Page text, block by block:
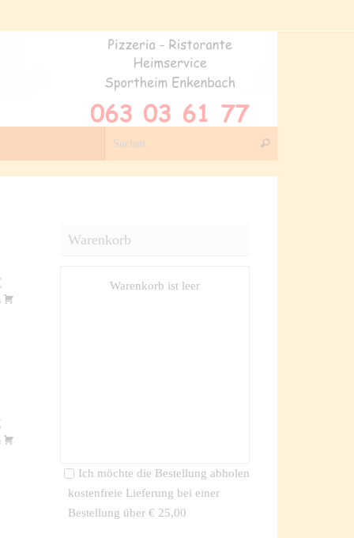
Suchen
Warenkorb
Warenkorb ist leer
Ich möchte die Bestellung abholen
kostenfreie Lieferung bei einer
Bestellung über € 25,00